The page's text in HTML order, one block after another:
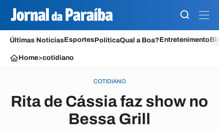
Últimas NotíciasEsportesPolíticaQual a Boa?Entretenimento
Home>cotidiano
COTIDIANO
Rita de Cássia faz show no
Bessa Grill